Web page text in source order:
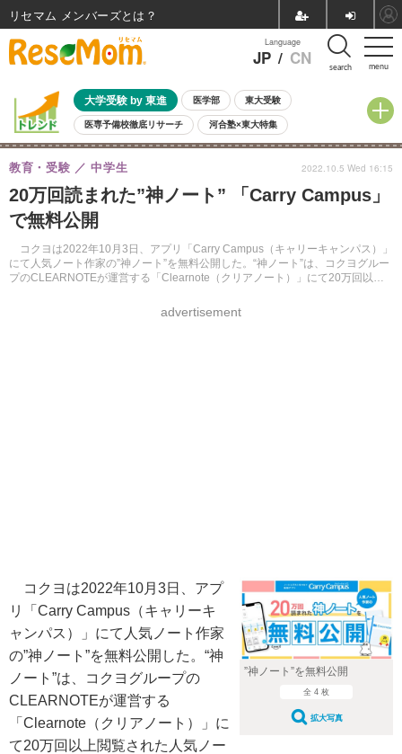
menu
Language
JP / CN search
大学受験 by 東進 医学部 東大受験
医専予備校徹底リサーチ 河合塾×東大特集
親子で考える大学選び 高校受験 中学受験 小学校受験
共通テスト 夏休み
8月開催イベント・WS 全国公立高校 過去問 人気記事
自由研究教材（小学生向け）
20万回読まれた”神ノート” 「Carry Campus」
で無料公開
コクヨは2022年10月3日、アプリ「Carry Campus（キャリーキャンパス）」
にて人気ノート作家の”神ノート”を無料公開した。“神ノート”は、コクヨグルー
プのCLEARNOTEが運営する「Clearnote（クリアノート）」にて20万回以上
教育・受験 中学生
advertisement
2022.10.5 Wed 16:15
”神ノート”を無料公開
全 4 枚
拡大写真
コクヨは2022年10月3日、アプ
リ「Carry Campus（キャリーキ
ャンパス）」にて人気ノート作家
の”神ノート”を無料公開した。“神
ノート”は、コクヨグループの
CLEARNOTEが運営する
「Clearnote（クリアノート）」に
て20万回以上閲覧された人気ノー
リセマム メンバーズ